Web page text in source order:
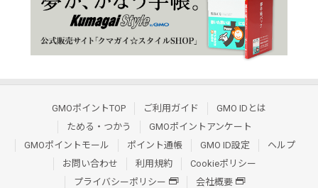
GMOポイントTOP ご利用ガイド
GMO IDとは
ためる・つかう
GMOポイントアンケート
GMOポイントモール
ポイント通帳 GMO ID設定
ヘルプ
お問い合わせ
利用規約
Cookieポリシー
プライバシーポリシー
会社概要